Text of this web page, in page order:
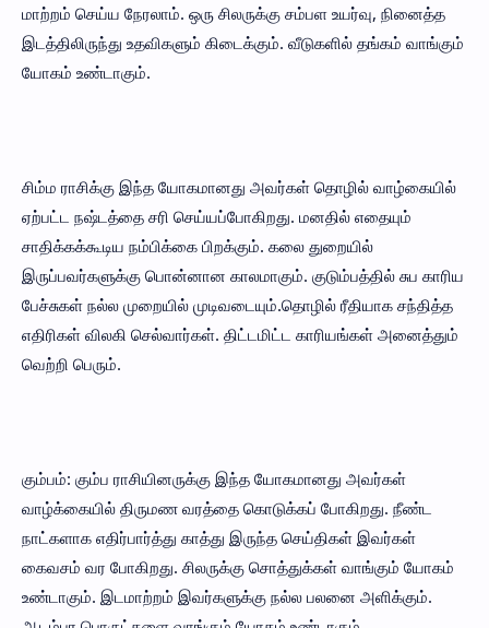
மாற்றம் செய்ய நேரலாம். ஒரு சிலருக்கு சம்பள உயர்வு, நினைத்த
இடத்திலிருந்து உதவிகளும் கிடைக்கும். வீடுகளில் தங்கம் வாங்கும்
யோகம் உண்டாகும்.
சிம்ம ராசிக்கு இந்த யோகமானது அவர்கள் தொழில் வாழ்கையில்
ஏற்பட்ட நஷ்டத்தை சரி செய்யப்போகிறது. மனதில் எதையும்
சாதிக்கக்கூடிய நம்பிக்கை பிறக்கும். கலை துறையில்
இருப்பவர்களுக்கு பொன்னான காலமாகும். குடும்பத்தில் சுப காரிய
பேச்சுகள் நல்ல முறையில் முடிவடையும்.தொழில் ரீதியாக சந்தித்த
எதிரிகள் விலகி செல்வார்கள். திட்டமிட்ட காரியங்கள் அனைத்தும்
வெற்றி பெரும்.
கும்பம்: கும்ப ராசியினருக்கு இந்த யோகமானது அவர்கள்
வாழ்க்கையில் திருமண வரத்தை கொடுக்கப் போகிறது. நீண்ட
நாட்களாக எதிர்பார்த்து காத்து இருந்த செய்திகள் இவர்கள்
கைவசம் வர போகிறது. சிலருக்கு சொத்துக்கள் வாங்கும் யோகம்
உண்டாகும். இடமாற்றம் இவர்களுக்கு நல்ல பலனை அளிக்கும்.